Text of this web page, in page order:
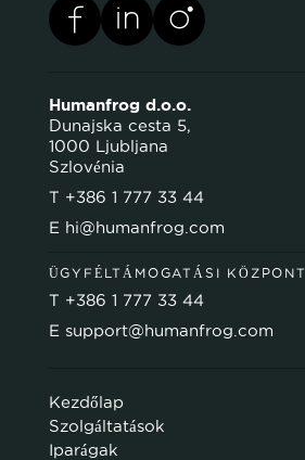
Humanfrog d.o.o.
Dunajska cesta 5,
1000 Ljubljana
Szlovénia
T +386 1 777 33 44
E hi@humanfrog.com
ÜGYFÉLTÁMOGATÁSI KÖZPONT
T +386 1 777 33 44
E support@humanfrog.com
Kezdőlap
Szolgáltatások
Iparágak